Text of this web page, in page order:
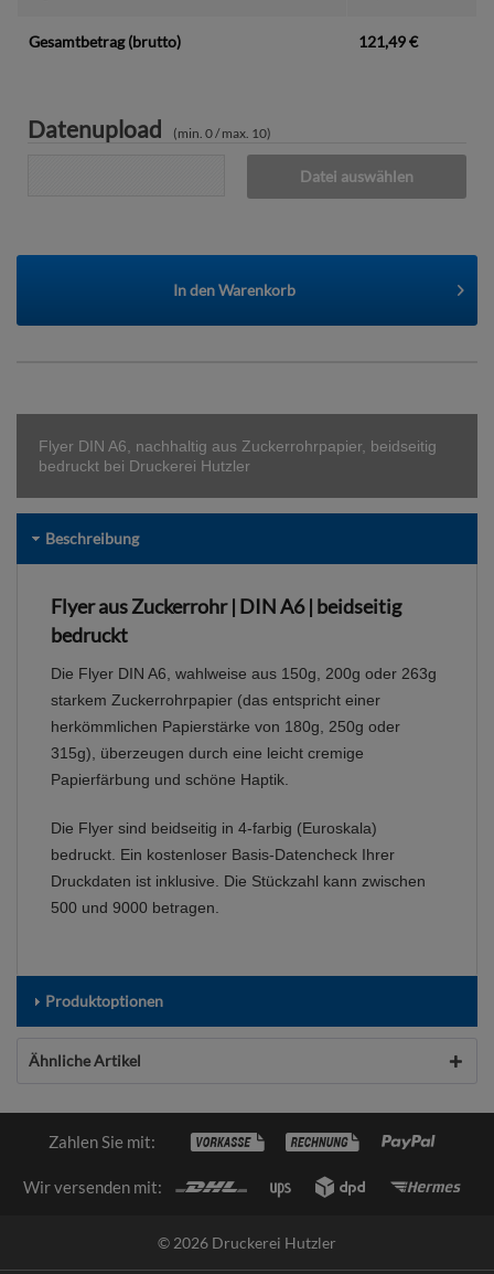
Gesamtbetrag (brutto) 121,49€
Datenupload (min. 0 / max. 10)
Datei auswählen
In den Warenkorb
Flyer DIN A6, nachhaltig aus Zuckerrohrpapier, beidseitig
bedruckt bei Druckerei Hutzler
Beschreibung
Flyer aus Zuckerrohr | DIN A6 | beidseitig
bedruckt
Die Flyer DIN A6, wahlweise aus 150g, 200g oder 263g
starkem Zuckerrohrpapier (das entspricht einer
herkömmlichen Papierstärke von 180g, 250g oder
315g), überzeugen durch eine leicht cremige
Papierfärbung und schöne Haptik.
Die Flyer sind beidseitig in 4-farbig (Euroskala)
bedruckt. Ein kostenloser Basis-Datencheck Ihrer
Druckdaten ist inklusive. Die Stückzahl kann zwischen
500 und 9000 betragen.
Produktoptionen
Ähnliche Artikel
Zahlen Sie mit:
Wir versenden mit:
© 2026 Druckerei Hutzler